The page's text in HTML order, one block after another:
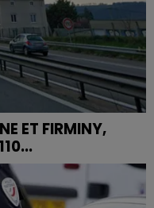
ET FIRMINY,